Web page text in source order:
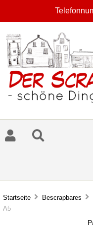
Startseite Bescrapbares
A5